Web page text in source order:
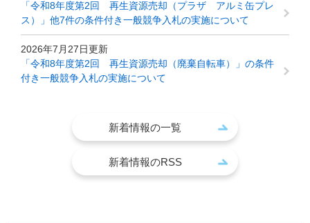
「令和8年度第2回 再生資源売却（プラザ アルミ缶プレ
ス）」他7件の条件付き一般競争入札の実施について
2026年7月27日更新
「令和8年度第2回 再生資源売却（廃棄自転車）」の条件
付き一般競争入札の実施について
新着情報の一覧
新着情報のRSS